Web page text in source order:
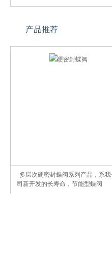
产品推荐
多层次硬密封蝶阀系列产品，系
司新开发的长寿命，节能型蝶阀